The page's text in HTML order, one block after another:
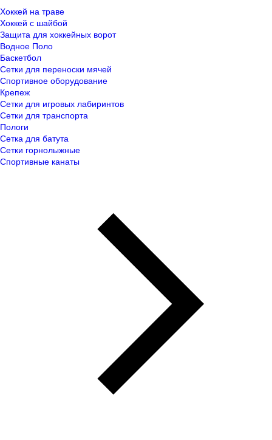
Хоккей на траве
Хоккей с шайбой
Защита для хоккейных ворот
Водное Поло
Баскетбол
Сетки для переноски мячей
Спортивное оборудование
Крепеж
Сетки для игровых лабиринтов
Сетки для транспорта
Пологи
Сетка для батута
Сетки горнолыжные
Спортивные канаты